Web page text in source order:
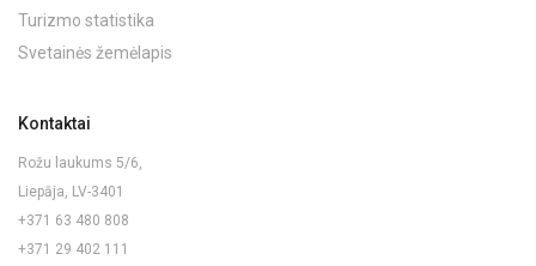
Turizmo statistika
Svetainės žemėlapis
Kontaktai
Rožu laukums 5/6,
Liepāja, LV-3401
+371 63 480 808
+371 29 402 111